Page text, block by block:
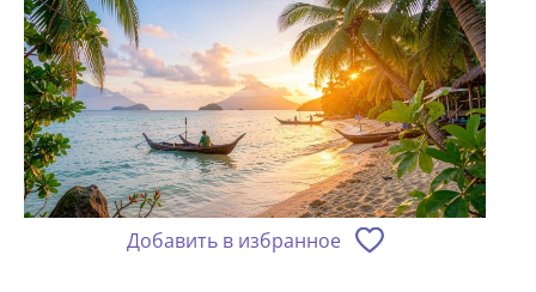
Добавить в избранное